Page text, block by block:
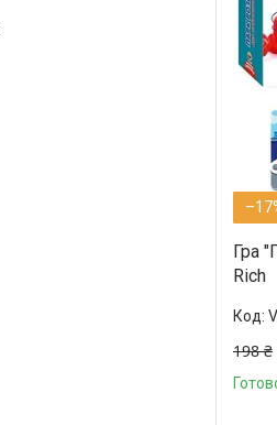
Гра
Rich
198 ₴